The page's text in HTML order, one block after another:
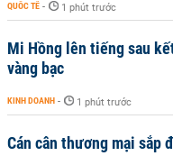
QUỐC TẾ - 1 phút trước
Mi Hồng lên tiếng sau
vàng bạc
KINH DOANH - 1 phút trước
Cán cân thương mại sắp